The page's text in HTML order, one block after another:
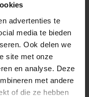
advertenties te
media te bieden
Ook delen we
site met onze
en analyse. Deze
met andere
of die ze hebben
500 ml